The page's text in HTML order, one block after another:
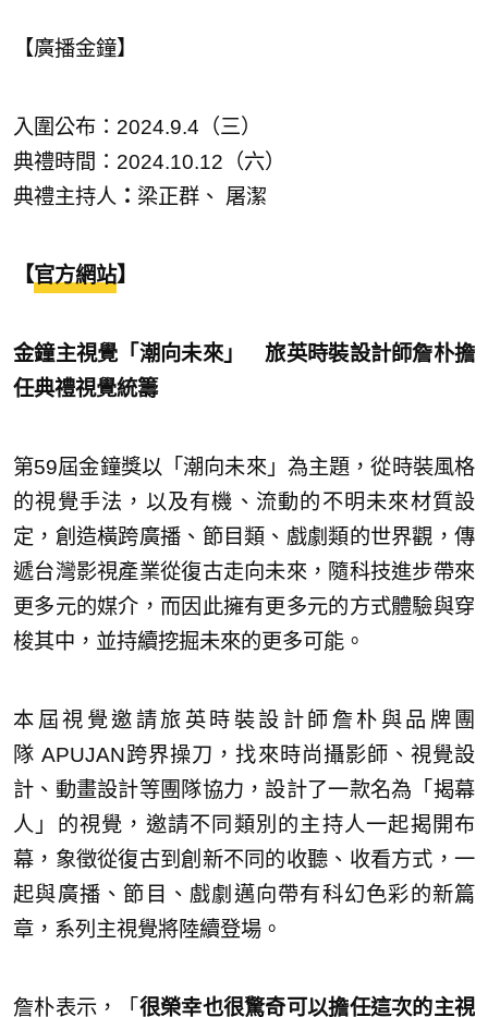
【廣播金鐘】
入圍公布：2024.9.4（三）
典禮時間：2024.10.12（六）
典禮主持人 ： 梁正群、 屠潔
【官方網站】
金鐘主視覺「潮向未來」 旅英時裝設計師詹朴擔
任典禮視覺統籌
第59屆金鐘獎以「潮向未來」為主題，從時裝風格
的視覺手法，以及有機、流動的不明未來材質設
定，創造橫跨廣播、節目類、戲劇類的世界觀，傳
遞台灣影視產業從復古走向未來，隨科技進步帶來
更多元的媒介，而因此擁有更多元的方式體驗與穿
梭其中，並持續挖掘未來的更多可能。
本屆視覺邀請旅英時裝設計師詹朴與品牌團
隊 APUJAN跨界操刀，找來時尚攝影師、視覺設
計、動畫設計等團隊協力，設計了一款名為「揭幕
人」的視覺，邀請不同類別的主持人一起揭開布
幕，象徵從復古到創新不同的收聽、收看方式，一
起與廣播、節目、戲劇邁向帶有科幻色彩的新篇
章，系列主視覺將陸續登場。
詹朴表示，「 很榮幸也很驚奇可以擔任這次的主視